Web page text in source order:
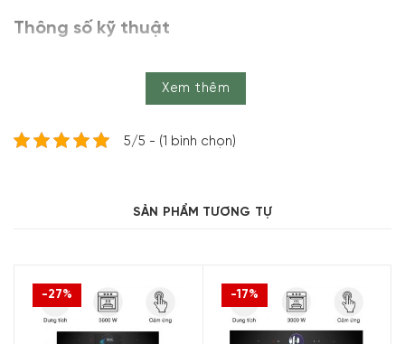
Thông số kỹ thuật
Sản xuất tại Đức
+ Mức công suất vi sóng: 90 W, 180 W, 360
W, 600 W, Boost
Xem thêm
5/5 - (1 bình chọn)
SẢN PHẨM TƯƠNG TỰ
-27% -17%